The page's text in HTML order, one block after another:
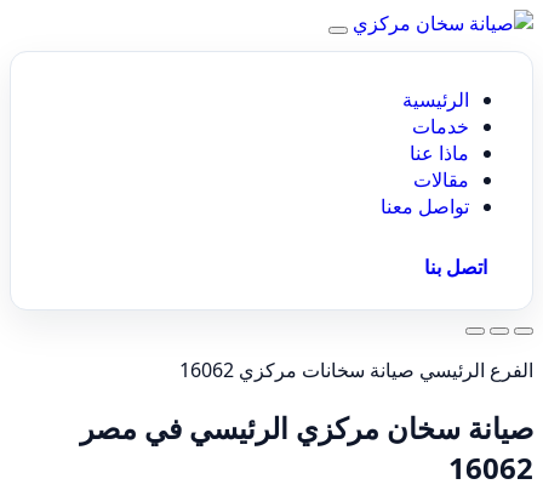
الرئيسية
خدمات
ماذا عنا
مقالات
تواصل معنا
اتصل بنا
الفرع الرئيسي صيانة سخانات مركزي 16062
صيانة سخان مركزي الرئيسي في مصر
16062